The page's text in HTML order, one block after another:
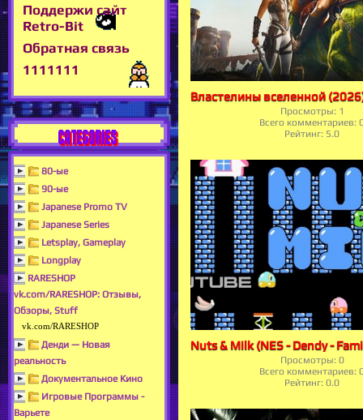
Поддержи сайт
Retro-Bit
Обратная связь
1111111
CATEGORIES
80-ые
90-ые
Japanese Promo TV
Japanese Series
Letsplay, Gameplay
Longplay
RARESHOP
vk.com/RARESHOP: Отзывы,
Обзоры, Stuff
vk.com/RARESHOP
Денди — Новая
реальность
Документальное Кино
Игровые Программы -
Варьете
Просмотры: 1
Всего комментариев:
Рейтинг: 5.0
Просмотры: 0
Всего комментариев:
Рейтинг: 0.0